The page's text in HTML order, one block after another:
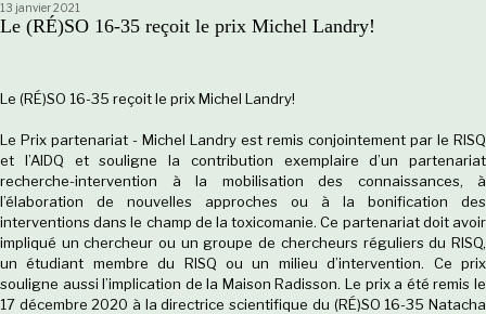
13 janvier 2021
Le (RÉ)SO 16-35 reçoit le prix Michel Landry!
Le (RÉ)SO 16-35 reçoit le prix Michel Landry!
Le Prix partenariat - Michel Landry est remis conjointement par le RISQ
et l’AIDQ et souligne la contribution exemplaire d’un partenariat
recherche-intervention à la mobilisation des connaissances, à
l’élaboration de nouvelles approches ou à la bonification des
interventions dans le champ de la toxicomanie. Ce partenariat doit avoir
impliqué un chercheur ou un groupe de chercheurs réguliers du RISQ,
un étudiant membre du RISQ ou un milieu d’intervention. Ce prix
souligne aussi l’implication de la Maison Radisson. Le prix a été remis le
17 décembre 2020 à la directrice scientifique du (RÉ)SO 16-35 Natacha